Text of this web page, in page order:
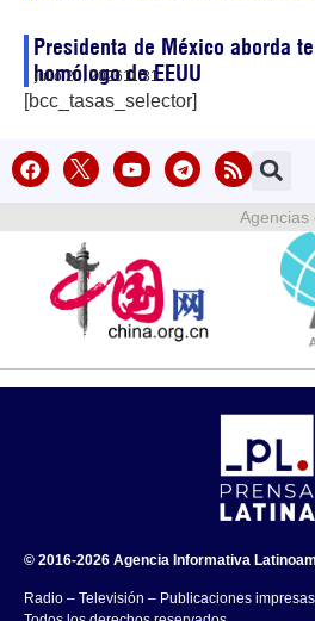
Presidenta de México aborda
homólogo de EEUU
julio 20, 202611:31
[bcc_tasas_selector]
Agencias
© 2016-2026 Agencia Informativa
Radio – Televisión – Publicaciones